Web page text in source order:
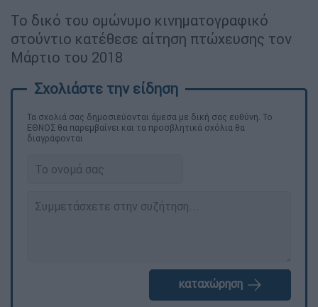
Το δικό του ομώνυμο κινηματογραφικό
στούντιο κατέθεσε αίτηση πτώχευσης τον
Μάρτιο του 2018
Τα σχολιά σας δημοσιεύονται άμεσα με δική σας ευθύνη. Το
ΕΘΝΟΣ θα παρεμβαίνει και τα προσβλητικά σχόλια θα
διαγράφονται
καταχώρηση